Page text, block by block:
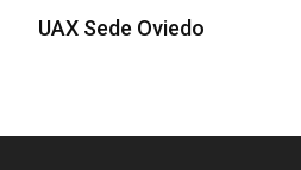
UAX Sede Oviedo